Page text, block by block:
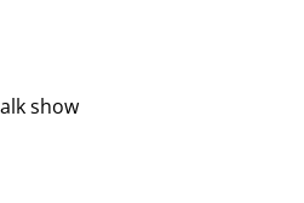
show